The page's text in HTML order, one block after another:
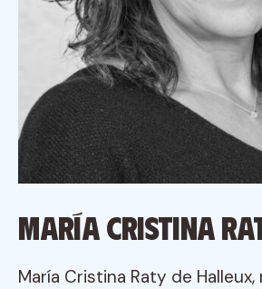
María Cristina
María Cristina Raty de Halleux,